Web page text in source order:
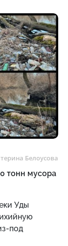
Белоусова
тонн мусора
Уды
под